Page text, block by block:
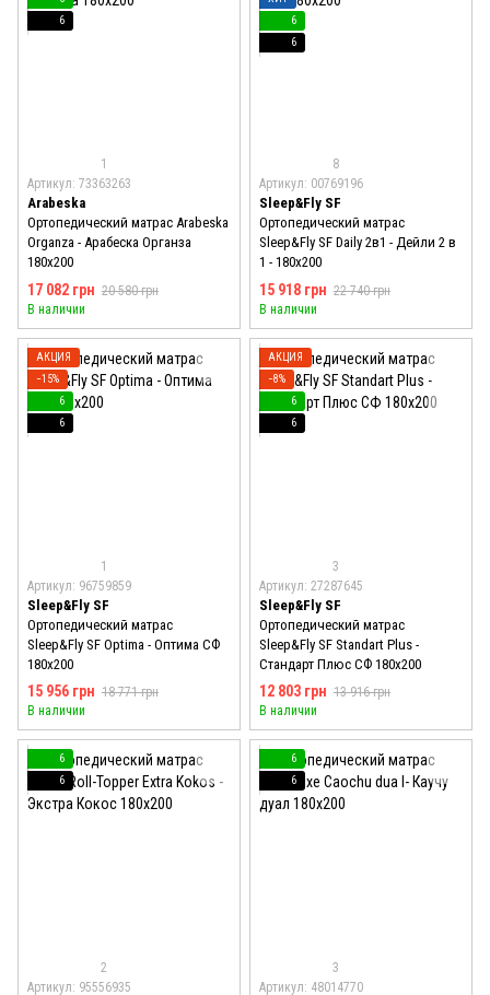
6
1
Артикул: 73363263
Arabeska
Ортопедический матрас Arabeska
Organza - Арабеска Органза
180x200
17 082 грн 20 580 грн
В наличии
6
6
8
Артикул: 00769196
Sleep&Fly SF
Ортопедический матрас
Sleep&Fly SF Daily 2в1 - Дейли 2 в
1 - 180x200
15 918 грн 22 740 грн
В наличии
АКЦИЯ
−15%
6
6
1
Артикул: 96759859
Sleep&Fly SF
Ортопедический матрас
Sleep&Fly SF Optima - Оптима СФ
180x200
15 956 грн 18 771 грн
В наличии
АКЦИЯ
−8%
6
6
3
Артикул: 27287645
Sleep&Fly SF
Ортопедический матрас
Sleep&Fly SF Standart Plus -
Стандарт Плюс СФ 180x200
12 803 грн 13 916 грн
В наличии
6
6
2
Артикул: 95556935
6
6
3
Артикул: 48014770